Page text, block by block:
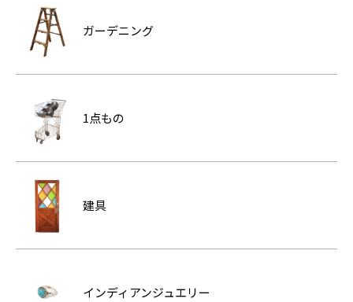
ガーデニング
1点もの
建具
インディアンジュエリー